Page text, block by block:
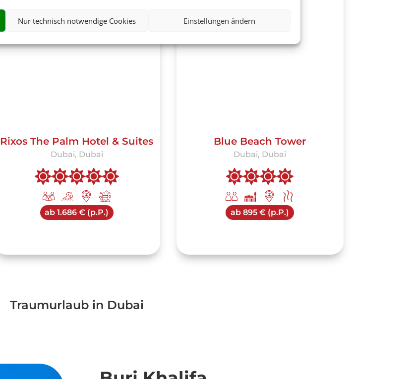
Nur technisch notwendige Cookies Einstellungen ändern
Rixos The Palm Hotel & Suites
Dubai, Dubai
ab 1.686 € (p.P.)
Blue Beach Tower
Dubai, Dubai
ab 895 € (p.P.)
Traumurlaub in Dubai